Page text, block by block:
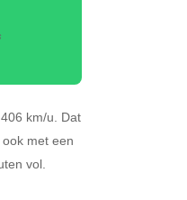
km/u. Dat
met een
vol.